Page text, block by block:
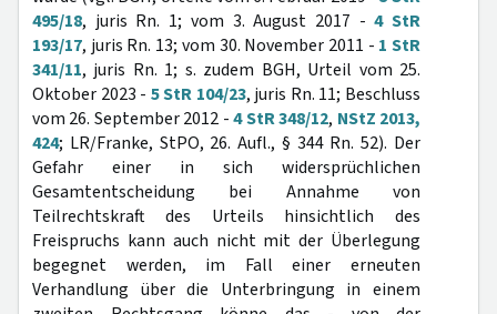
495/18, juris Rn. 1; vom 3. August 2017 -4 StR
193/17, juris Rn. 13; vom 30. November 2011 - 1 StR
341/11, juris Rn. 1; s. zudem BGH, Urteil vom 25.
Oktober 2023 - 5 StR 104/23, juris Rn. 11; Beschluss
vom 26. September 2012 -4 StR 348/12, NStZ 2013,
424; LR/Franke, StPO, 26. Aufl., § 344 Rn. 52). Der
Gefahr einer in sich widersprüchlichen
Gesamtentscheidung bei Annahme von
Teilrechtskraft des Urteils hinsichtlich des
Freispruchs kann auch nicht mit der Überlegung
begegnet werden, im Fall einer erneuten
Verhandlung über die Unterbringung in einem